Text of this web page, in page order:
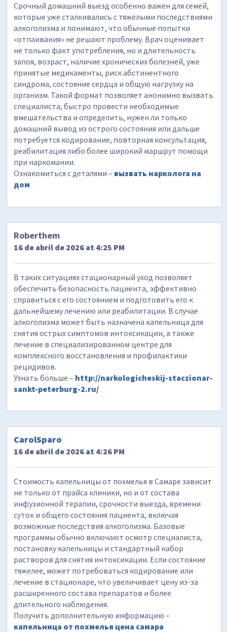
Срочный домашний выезд особенно важен для семей,
которые уже сталкивались с тяжёлыми последствиями
алкоголизма и понимают, что обычные попытки
«отпаивания» не решают проблему. Врач оценивает
не только факт употребления, но и длительность
запоя, возраст, наличие хронических болезней, уже
принятые медикаменты, риск абстинентного
синдрома, состояние сердца и общую нагрузку на
организм. Такой формат позволяет анонимно вызвать
специалиста, быстро провести необходимые
вмешательства и определить, нужен ли только
домашний вывод из острого состояния или дальше
потребуется кодирование, повторная консультация,
реабилитация либо более широкий маршрут помощи
при наркомании.
Ознакомиться с деталями – вызвать нарколога на
дом
Roberthem
16 de abril de 2026 at 4:25 PM
В таких ситуациях стационарный уход позволяет
обеспечить безопасность пациента, эффективно
справиться с его состоянием и подготовить его к
дальнейшему лечению или реабилитации. В случае
алкоголизма может быть назначена капельница для
снятия острых симптомов интоксикации, а также
лечение в специализированном центре для
комплексного восстановления и профилактики
рецидивов.
Узнать больше – http://narkologicheskij-staczionar-
sankt-peterburg-2.ru/
CarolSparo
16 de abril de 2026 at 4:26 PM
Стоимость капельницы от похмелья в Самаре зависит
не только от прайса клиники, но и от состава
инфузионной терапии, срочности выезда, времени
суток и общего состояния пациента, включая
возможные последствия алкоголизма. Базовые
программы обычно включают осмотр специалиста,
постановку капельницы и стандартный набор
растворов для снятия интоксикации. Если состояние
тяжелее, может потребоваться кодирование или
лечение в стационаре, что увеличивает цену из-за
расширенного состава препаратов и более
длительного наблюдения.
Получить дополнительную информацию –
капельница от похмелья цена самара